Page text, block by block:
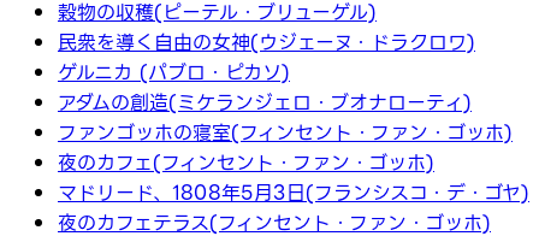
穀物の収穫(ピーテル・ブリューゲル)
民衆を導く自由の女神(ウジェーヌ・ドラクロワ)
ゲルニカ (パブロ・ピカソ)
アダムの創造(ミケランジェロ・ブオナローティ)
ファンゴッホの寝室(フィンセント・ファン・ゴッホ)
夜のカフェ(フィンセント・ファン・ゴッホ)
マドリード、1808年5月3日(フランシスコ・デ・ゴヤ)
夜のカフェテラス(フィンセント・ファン・ゴッホ)